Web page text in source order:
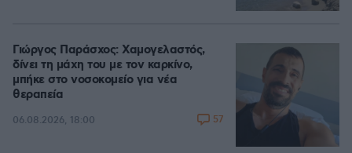
Γιώργος Παράσχος: Χαμογελαστός,
δίνει τη μάχη του με τον καρκίνο,
μπήκε στο νοσοκομείο για νέα
θεραπεία
06.08.2026, 18:00 57